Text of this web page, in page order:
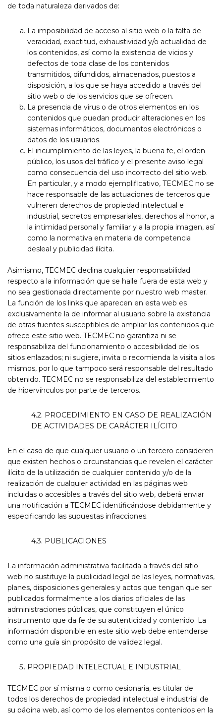
de toda naturaleza derivados de:
La imposibilidad de acceso al sitio web o la falta de
veracidad, exactitud, exhaustividad y/o actualidad de
los contenidos, así como la existencia de vicios y
defectos de toda clase de los contenidos
transmitidos, difundidos, almacenados, puestos a
disposición, a los que se haya accedido a través del
sitio web o de los servicios que se ofrecen.
La presencia de virus o de otros elementos en los
contenidos que puedan producir alteraciones en los
sistemas informáticos, documentos electrónicos o
datos de los usuarios.
El incumplimiento de las leyes, la buena fe, el orden
público, los usos del tráfico y el presente aviso legal
como consecuencia del uso incorrecto del sitio web.
En particular, y a modo ejemplificativo, TECMEC no se
hace responsable de las actuaciones de terceros que
vulneren derechos de propiedad intelectual e
industrial, secretos empresariales, derechos al honor, a
la intimidad personal y familiar y a la propia imagen, así
como la normativa en materia de competencia
desleal y publicidad ilícita.
Asimismo, TECMEC declina cualquier responsabilidad
respecto a la información que se halle fuera de esta web y
no sea gestionada directamente por nuestro web master.
La función de los links que aparecen en esta web es
exclusivamente la de informar al usuario sobre la existencia
de otras fuentes susceptibles de ampliar los contenidos que
ofrece este sitio web. TECMEC no garantiza ni se
responsabiliza del funcionamiento o accesibilidad de los
sitios enlazados; ni sugiere, invita o recomienda la visita a los
mismos, por lo que tampoco será responsable del resultado
obtenido. TECMEC no se responsabiliza del establecimiento
de hipervínculos por parte de terceros.
4.2. PROCEDIMIENTO EN CASO DE REALIZACIÓN
DE ACTIVIDADES DE CARÁCTER ILÍCITO
En el caso de que cualquier usuario o un tercero consideren
que existen hechos o circunstancias que revelen el carácter
ilícito de la utilización de cualquier contenido y/o de la
realización de cualquier actividad en las páginas web
incluidas o accesibles a través del sitio web, deberá enviar
una notificación a TECMEC identificándose debidamente y
especificando las supuestas infracciones.
4.3. PUBLICACIONES
La información administrativa facilitada a través del sitio
web no sustituye la publicidad legal de las leyes, normativas,
planes, disposiciones generales y actos que tengan que ser
publicados formalmente a los diarios oficiales de las
administraciones públicas, que constituyen el único
instrumento que da fe de su autenticidad y contenido. La
información disponible en este sitio web debe entenderse
como una guía sin propósito de validez legal.
PROPIEDAD INTELECTUAL E INDUSTRIAL
TECMEC por sí misma o como cesionaria, es titular de
todos los derechos de propiedad intelectual e industrial de
su página web, así como de los elementos contenidos en la